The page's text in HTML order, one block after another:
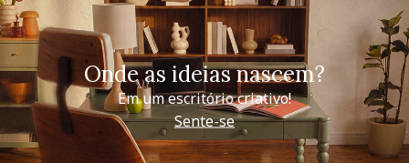
Onde as ideias nascem?
Em um escritório criativo!
Sente-se